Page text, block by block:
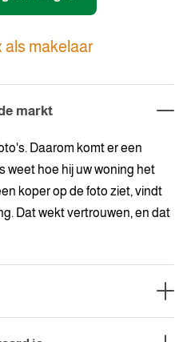
als makelaar
markt
Daarom komt er een
weet hoe hij uw woning het
koper op de foto ziet, vindt
Dat wekt vertrouwen, en dat